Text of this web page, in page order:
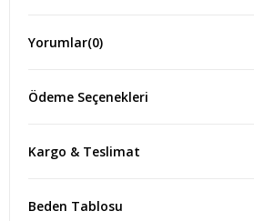
Yorumlar(0)
Ödeme Seçenekleri
Kargo & Teslimat
Beden Tablosu